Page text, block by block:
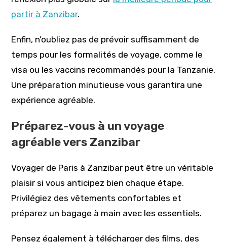
partir à Zanzibar.
Enfin, n’oubliez pas de prévoir suffisamment de
temps pour les formalités de voyage, comme le
visa ou les vaccins recommandés pour la Tanzanie.
Une préparation minutieuse vous garantira une
expérience agréable.
Préparez-vous à un voyage
agréable vers Zanzibar
Voyager de Paris à Zanzibar peut être un véritable
plaisir si vous anticipez bien chaque étape.
Privilégiez des vêtements confortables et
préparez un bagage à main avec les essentiels.
Pensez également à télécharger des films, des